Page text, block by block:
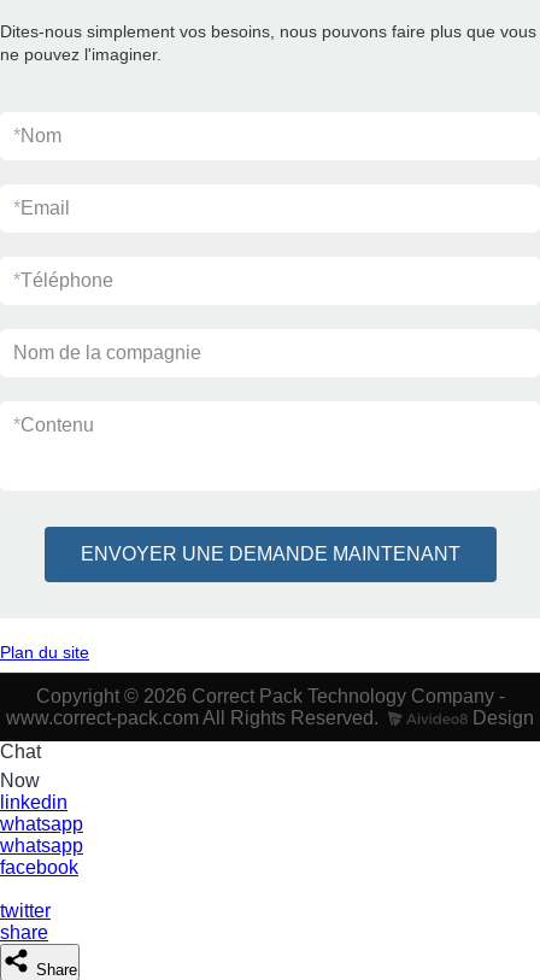
Dites-nous simplement vos besoins, nous pouvons faire plus que vous
ne pouvez l'imaginer.
*Nom
*Email
*Téléphone
Nom de la compagnie
*Contenu
ENVOYER UNE DEMANDE MAINTENANT
Plan du site
Copyright © 2026 Correct Pack Technology Company -
www.correct-pack.com All Rights Reserved.
Design
Chat
Now
linkedin
whatsapp
whatsapp
facebook
twitter
share
Share